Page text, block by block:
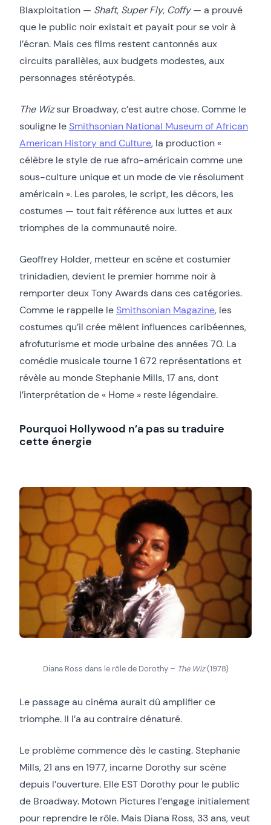
Blaxploitation — Shaft, Super Fly, Coffy— a prouvé
que le public noir existait et payait pour se voir à
l’écran. Mais ces films restent cantonnés aux
circuits parallèles, aux budgets modestes, aux
personnages stéréotypés.
The Wizsur Broadway, c’est autre chose. Comme le
souligne le Smithsonian National Museum of African
American History and Culture, la production «
célèbre le style de rue afro-américain comme une
sous-culture unique et un mode de vie résolument
américain ». Les paroles, le script, les décors, les
costumes — tout fait référence aux luttes et aux
triomphes de la communauté noire.
Geoffrey Holder, metteur en scène et costumier
trinidadien, devient le premier homme noir à
remporter deux Tony Awards dans ces catégories.
Comme le rappelle le Smithsonian Magazine, les
costumes qu’il crée mêlent influences caribéennes,
afrofuturisme et mode urbaine des années 70. La
comédie musicale tourne 1 672 représentations et
révèle au monde Stephanie Mills, 17 ans, dont
l’interprétation de « Home » reste légendaire.
Pourquoi Hollywood n’a pas su traduire
cette énergie
Diana Ross dans le rôle de Dorothy – The Wiz(1978)
Le passage au cinéma aurait dû amplifier ce
triomphe. Il l’a au contraire dénaturé.
Le problème commence dès le casting. Stephanie
Mills, 21 ans en 1977, incarne Dorothy sur scène
depuis l’ouverture. Elle EST Dorothy pour le public
de Broadway. Motown Pictures l’engage initialement
pour reprendre le rôle. Mais Diana Ross, 33 ans, veut